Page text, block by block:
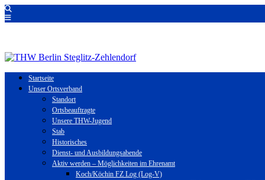
Startseite
Unser Ortsverband
Standort
Ortsbeauftragte
Unsere THW-Jugend
Stab
Historisches
Dienst- und Ausbildungsabende
Aktiv werden – Möglichkeiten im Ehrenamt
Koch/Köchin FZ Log (Log-V)